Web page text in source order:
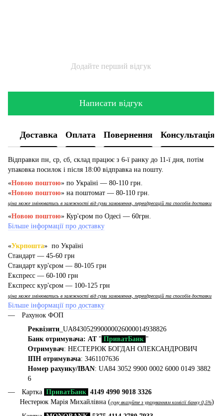
Додайте перший відгук
Написати відгук
Доставка Оплата Повернення Консультація
Відправки пн, ср, сб, склад працює з 6-ї ранку до 11-ї дня, потім
упаковка посилок і після 18:00 відправка на пошту.
«Новою поштою» по Україні — 80-110 грн.
«Новою поштою» на поштомат — 80-110 грн.
ціна може змінюватись в залежності від суми замовлення, переадресацій та способів доставки
«Новою поштою» Кур'єром по Одесі — 60грн.
Більше інформації про доставку
«Укрпошта» по Україні
Стандарт — 45-60 грн
Стандарт кур'єром — 80-105 грн
Експресс — 60-100 грн
Експресс кур'єром — 100-125 грн
ціна може змінюватись в залежності від суми замовлення, переадресацій та способів доставки
Більше інформації про доставку
Рахунок ФОП
Реквізити _UA843052990000026000014938826
Банк отримувача: АТ" ПриватБанк "
Отримувач: НЕСТЕРЮК БОГДАН ОЛЕКСАНДРОВИЧ
ІПН отримувача: 3461107636
Номер рахунку/IBAN: UA84 3052 9900 0002 6000 0149 3882
6
Картка ПриватБанк 4149 4990 9018 3326
Нестерюк Марія Михайлівна (суму вказуйте з урахуванням комісії банку 0,5%)